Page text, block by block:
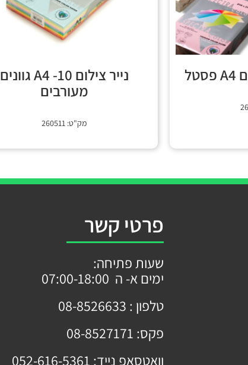
נייר צילום A4 -10 גוונים
מעורבים
מק"ט: 260511
פרטי קשר
שעות פתיחה:
ימים א- ה 07:00-18:00
טלפון : 08-8526633
פקס: 08-8527171
וואטסאפ נייד: 052-616-5361